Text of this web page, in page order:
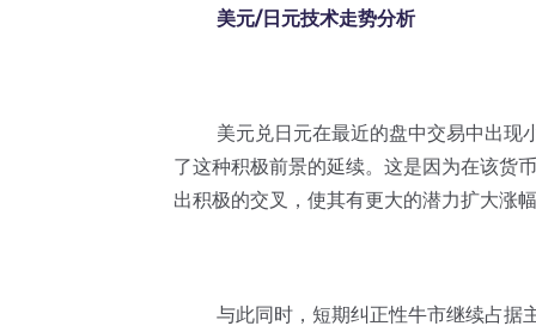
美元/日元技术走势分析
美元兑日元在最近的盘中交易中出现
了这种积极前景的延续。这是因为在该货
出积极的交叉，使其有更大的潜力扩大涨
与此同时，短期纠正性牛市继续占据主